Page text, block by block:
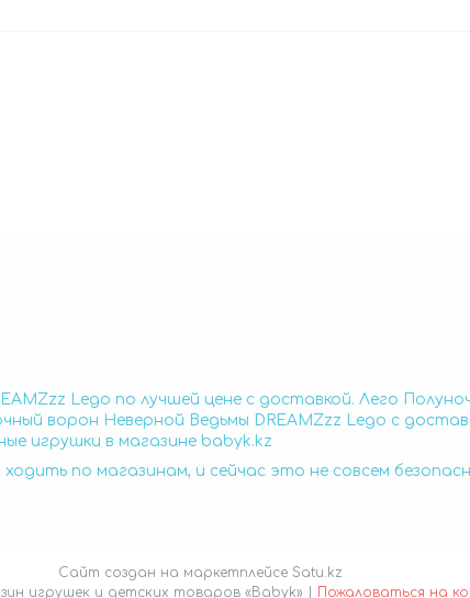
Lego по лучшей цене с доставкой. Лего
ворон Неверной Ведьмы DREAMZzz Lego с
игрушки в магазине babyk.kz
по магазинам, и сейчас это не совсем
Сайт создан на маркетплейсе Satu.kz
Пожаловаться на